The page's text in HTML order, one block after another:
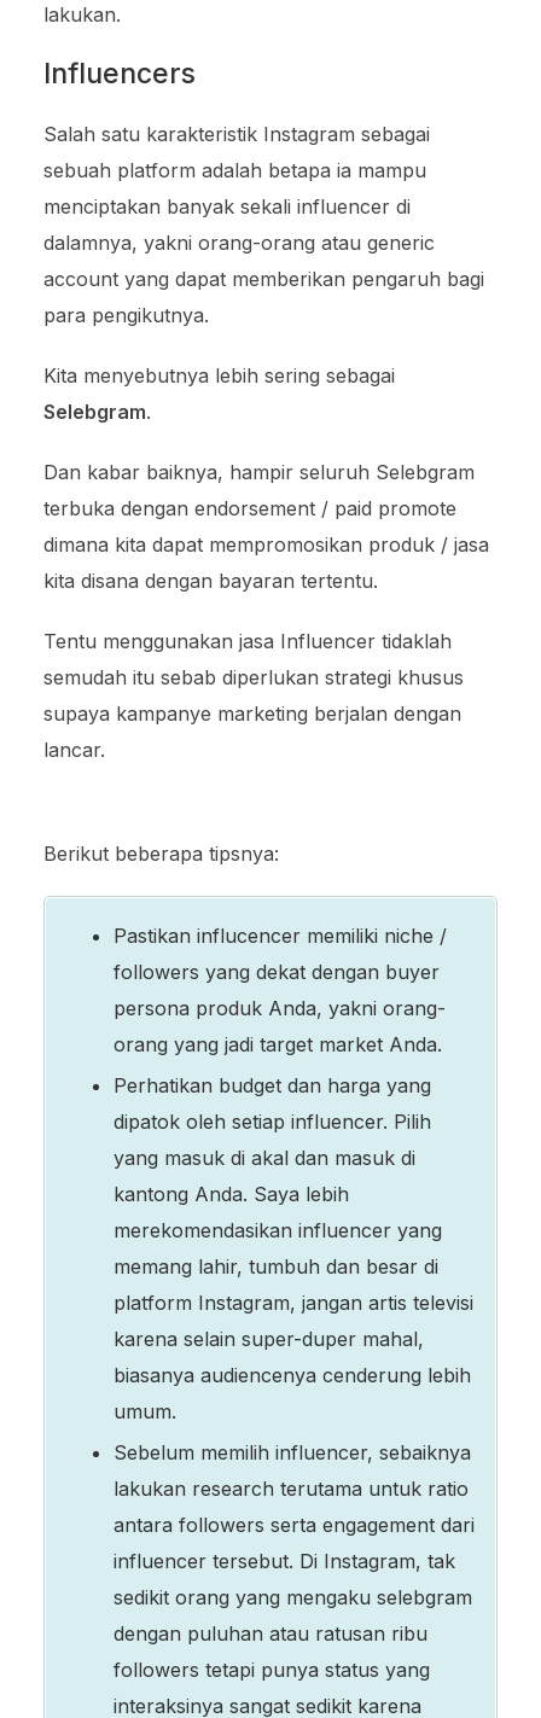
lakukan.
Influencers
Salah satu karakteristik Instagram sebagai
sebuah platform adalah betapa ia mampu
menciptakan banyak sekali influencer di
dalamnya, yakni orang-orang atau generic
account yang dapat memberikan pengaruh bagi
para pengikutnya.
Kita menyebutnya lebih sering sebagai
Selebgram.
Dan kabar baiknya, hampir seluruh Selebgram
terbuka dengan endorsement / paid promote
dimana kita dapat mempromosikan produk / jasa
kita disana dengan bayaran tertentu.
Tentu menggunakan jasa Influencer tidaklah
semudah itu sebab diperlukan strategi khusus
supaya kampanye marketing berjalan dengan
lancar.
Berikut beberapa tipsnya:
Pastikan influcencer memiliki niche /
followers yang dekat dengan buyer
persona produk Anda, yakni orang-
orang yang jadi target market Anda.
Perhatikan budget dan harga yang
dipatok oleh setiap influencer. Pilih
yang masuk di akal dan masuk di
kantong Anda. Saya lebih
merekomendasikan influencer yang
memang lahir, tumbuh dan besar di
platform Instagram, jangan artis televisi
karena selain super-duper mahal,
biasanya audiencenya cenderung lebih
umum.
Sebelum memilih influencer, sebaiknya
lakukan research terutama untuk ratio
antara followers serta engagement dari
influencer tersebut. Di Instagram, tak
sedikit orang yang mengaku selebgram
dengan puluhan atau ratusan ribu
followers tetapi punya status yang
interaksinya sangat sedikit karena